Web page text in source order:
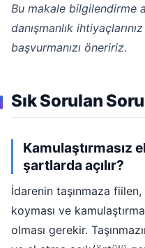
Bu makale bilgilendirme
danışmanlık
başvurmanızı öneririz.
Sık Sorulan
Kamulaştırmasız
şartlarda açılır?
İdarenin taşınmaza
koyması ve
olması gerekir.